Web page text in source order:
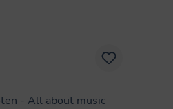
- All about music